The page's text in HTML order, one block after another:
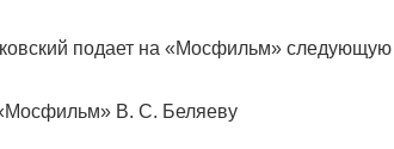
подает на «Мосфильм» следующую
В. С. Беляеву